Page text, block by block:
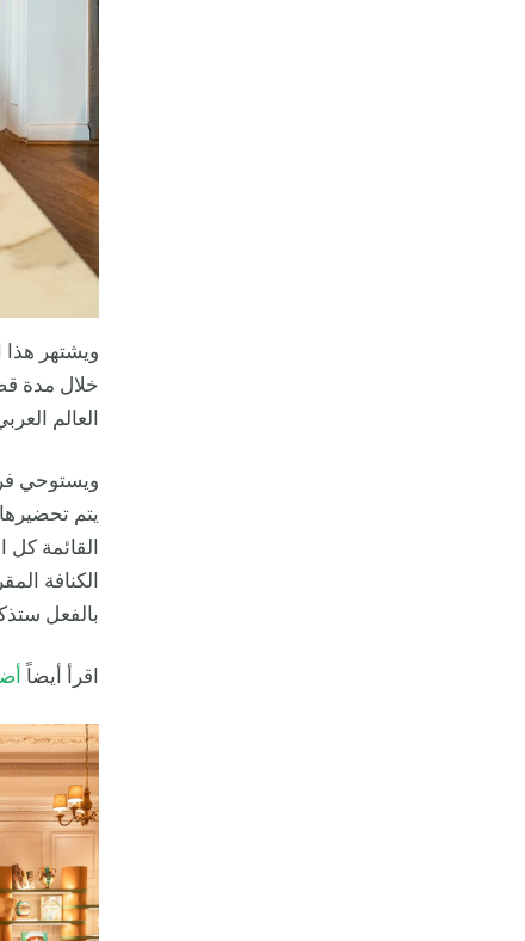
ويشتهر هذا
خلال مدة
العالم
ويستوحي
يتم
القائمة
الكنافة
بالفعل
اقرأ أيضاً